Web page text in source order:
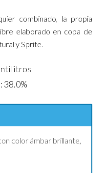
combinado, la propia
elaborado en copa de
y Sprite.
38.0%
color ámbar brillante,